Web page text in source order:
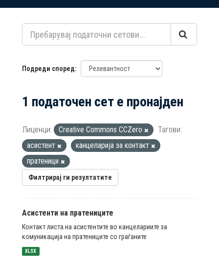
содржина
Подреди според
1 податочен сет е пронајден
Лиценци: Creative Commons CCZero
Тагови:
асистент
канцеларија за контакт
пратеници
Филтрирај ги резултатите
Асистенти на пратениците
Контакт листа на асистентите во канцелариите за
комуникација на пратениците со граѓаните
XLSX